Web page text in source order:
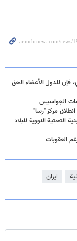
فإن للدول الأعضاء الحق
الجواسیس
مركز "رسا"
التحتية النووية للبلاد
العقوبات
ايران